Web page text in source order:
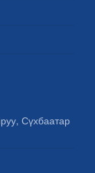
Сүхбаатар